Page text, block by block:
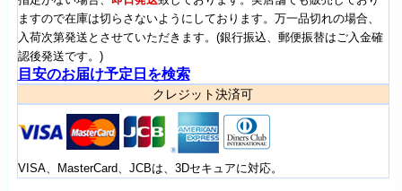
ますので在庫は切らさないようにしております。万一品切れの場合、
入荷次第発送とさせていただきます。(銀行振込、郵便振替はご入金確
認後発送です。)
目安のお届け予定日を検索
クレジット決済可
VISA、MasterCard、JCBは、3Dセキュアに対応。